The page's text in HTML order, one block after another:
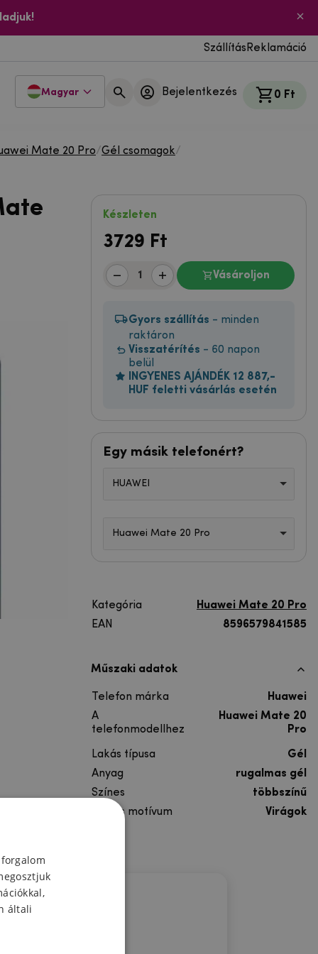
Szállítás Reklamáció
Magyar Bejelentkezés 0 Ft
Mate 20 Pro/Gél csomagok/
Készleten
3729 Ft
Vásároljon
Gyors szállítás - minden
raktáron
Visszatérítés - 60 napon
belül
INGYENES AJÁNDÉK 12 887,-
HUF feletti vásárlás esetén
Egy másik telefonért?
HUAWEI
Huawei Mate 20 Pro
Kategória
Huawei Mate 20 Pro
EAN
8596579841585
Műszaki adatok
Telefon márka
Huawei
A
telefonmodellhez
Huawei Mate 20
Pro
Lakás típusa
Gél
Anyag
rugalmas gél
Színes
többszínű
Színes motívum
Virágok
általi